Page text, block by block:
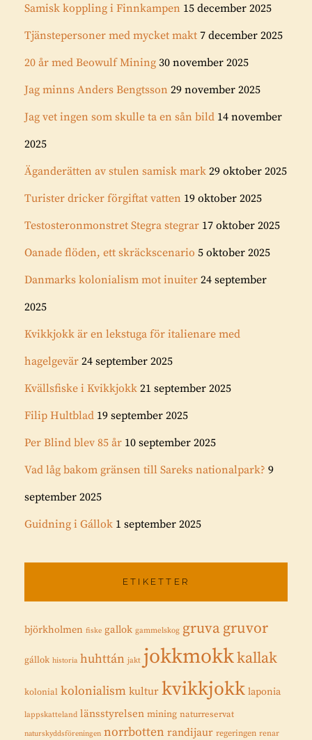
Samisk koppling i Finnkampen 15 december 2025
Tjänstepersoner med mycket makt 7 december 2025
20 år med Beowulf Mining 30 november 2025
Jag minns Anders Bengtsson 29 november 2025
Jag vet ingen som skulle ta en sån bild 14 november
2025
Äganderätten av stulen samisk mark 29 oktober 2025
Turister dricker förgiftat vatten 19 oktober 2025
Testosteronmonstret Stegra stegrar 17 oktober 2025
Oanade flöden, ett skräckscenario 5 oktober 2025
Danmarks kolonialism mot inuiter 24 september
2025
Kvikkjokk är en lekstuga för italienare med
hagelgevär 24 september 2025
Kvällsfiske i Kvikkjokk 21 september 2025
Filip Hultblad 19 september 2025
Per Blind blev 85 år 10 september 2025
Vad låg bakom gränsen till Sareks nationalpark? 9
september 2025
Guidning i Gállok 1 september 2025
ETIKETTER
björkholmen fiske gallok gammelskog gruvagruvor
gállok historia huhttán jakt jokkmokkkallak
kolonial kolonialism kultur kvikkjokk laponia
lappskatteland länsstyrelsen mining naturreservat
naturskyddsföreningen norrbotten randijaur regeringen renar